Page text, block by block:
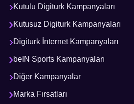
Kutulu Digiturk Kampanyaları
Kutusuz Digiturk Kampanyaları
Digiturk İnternet Kampanyaları
beIN Sports Kampanyaları
Diğer Kampanyalar
Marka Fırsatları